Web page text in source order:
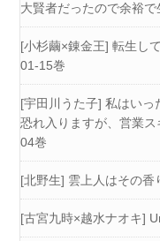
大賢者だったので余裕
[小杉繭×錬金王] 転生し
01-15巻
[宇田川うた子] 私はい
恐れ入りますが、営業
04巻
[北野生] 雲上人はその
[古宮九時×越水ナオキ]